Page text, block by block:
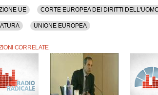
ha una durata di 2 ore e 14 minuti.
UE CORTE EUROPEA DEI DIRITTI
UNIONE EUROPEA
CORRELATE